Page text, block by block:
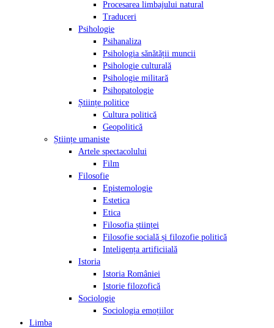
Procesarea limbajului natural
Traduceri
Psihologie
Psihanaliza
Psihologia sănătății muncii
Psihologie culturală
Psihologie militară
Psihopatologie
Științe politice
Cultura politică
Geopolitică
Științe umaniste
Artele spectacolului
Film
Filosofie
Epistemologie
Estetica
Etica
Filosofia științei
Filosofie socială și filozofie politică
Inteligența artificiială
Istoria
Istoria României
Istorie filozofică
Sociologie
Sociologia emoțiilor
Limba